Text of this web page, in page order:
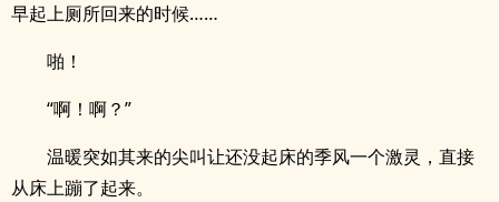
早起上厕所回来的时候……
啪！
“啊！啊？”
温暖突如其来的尖叫让还没起床的季风一个激灵，直接
从床上蹦了起来。